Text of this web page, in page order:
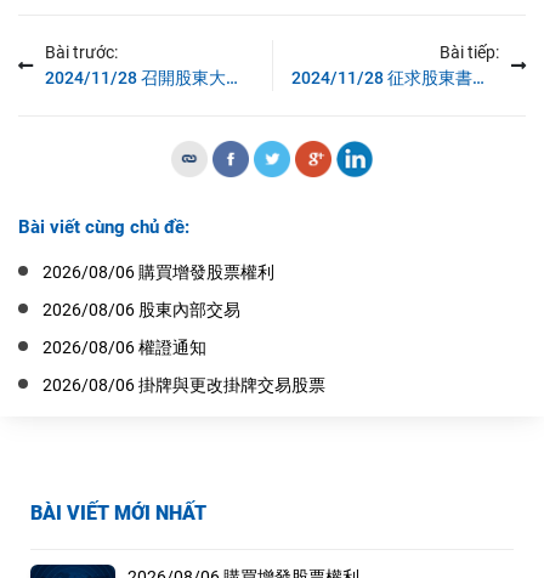
BÀI VIẾT MỚI NHẤT
Bài trước:
2024/11/28 召開股東大會公佈
Bài tiếp:
2024/11/28 征求股東書面意見公佈
Bài viết cùng chủ đề:
2026/08/06 購買增發股票權利
2026/08/06 股東內部交易
2026/08/06 權證通知
2026/08/06 掛牌與更改掛牌交易股票